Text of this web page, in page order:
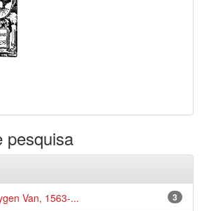
pesquisa
3
Van, 1563-...